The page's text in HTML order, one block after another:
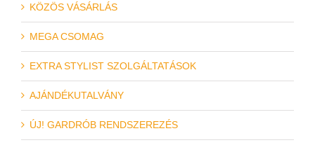
KÖZÖS VÁSÁRLÁS
MEGA CSOMAG
EXTRA STYLIST SZOLGÁLTATÁSOK
AJÁNDÉKUTALVÁNY
ÚJ! GARDRÓB RENDSZEREZÉS